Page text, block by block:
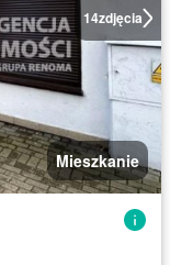
14zdjęcia
Mieszkanie